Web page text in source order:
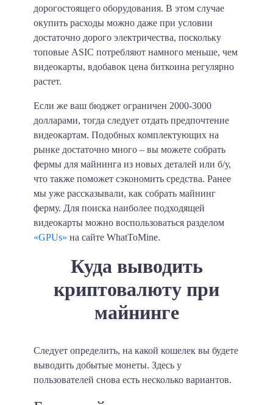
дорогостоящего оборудования. В этом случае
окупить расходы можно даже при условии
достаточно дорого электричества, поскольку
топовые ASIC потребляют намного меньше, чем
видеокарты, вдобавок цена биткоина регулярно
растет.
Если же ваш бюджет ограничен 2000-3000
долларами, тогда следует отдать предпочтение
видеокартам. Подобных комплектующих на
рынке достаточно много – вы можете собрать
фермы для майнинга из новых деталей или б/у,
что также поможет сэкономить средства. Ранее
мы уже рассказывали, как собрать майнинг
ферму. Для поиска наиболее подходящей
видеокарты можно воспользоваться разделом
«GPUs» на сайте WhatToMine.
Куда выводить
криптовалюту при
майнинге
Следует определить, на какой кошелек вы будете
выводить добытые монеты. Здесь у
пользователей снова есть несколько вариантов.